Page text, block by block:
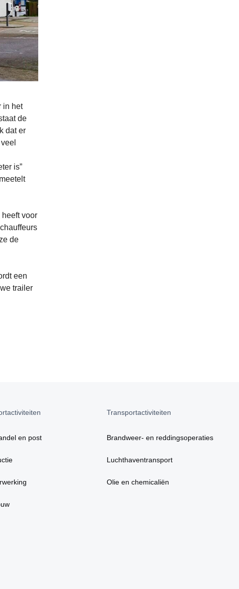
in het
de
dat er
is”
voor
de
een
trailer
en post
Transportactiviteiten
Brandweer- en reddingsoperaties
Luchthaventransport
Olie en chemicaliën